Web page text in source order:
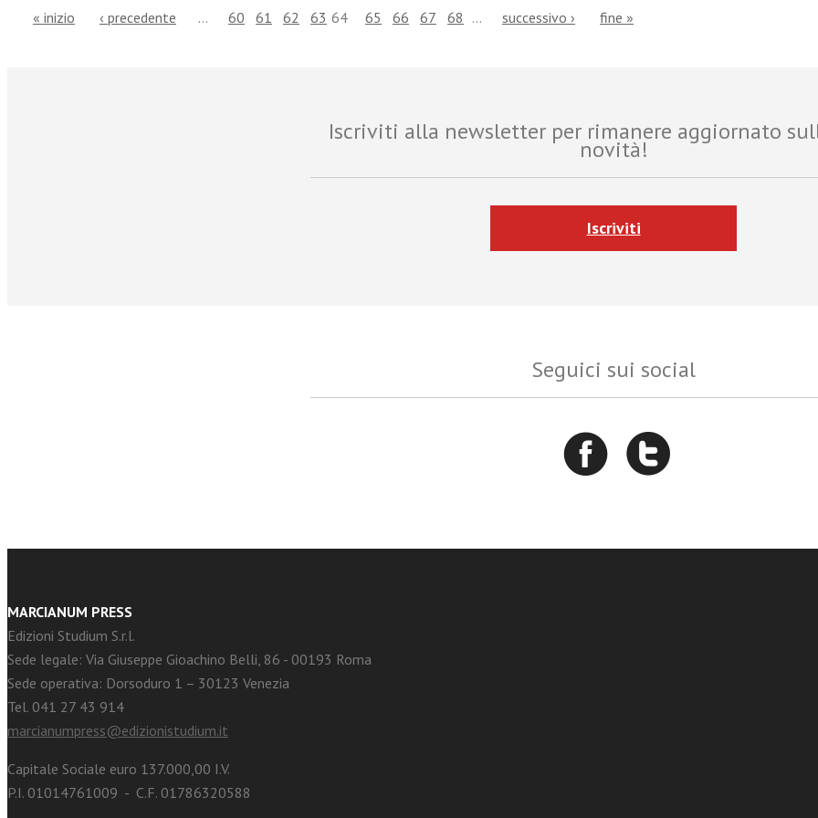
« inizio ‹ precedente … 60 61 62 63 64 65 66 67 68 … successivo › fine »
Iscriviti alla newsletter per rimanere aggiornato
novità!
Iscriviti
Seguici sui social
MARCIANUM PRESS
Edizioni Studium S.r.l.
Sede legale: Via Giuseppe Gioachino Belli, 86 - 00193 Roma
Sede operativa: Dorsoduro 1 – 30123 Venezia
Tel. 041 27 43 914
marcianumpress@edizionistudium.it
Capitale Sociale euro 137.000,00 I.V.
P.I. 01014761009 - C.F. 01786320588